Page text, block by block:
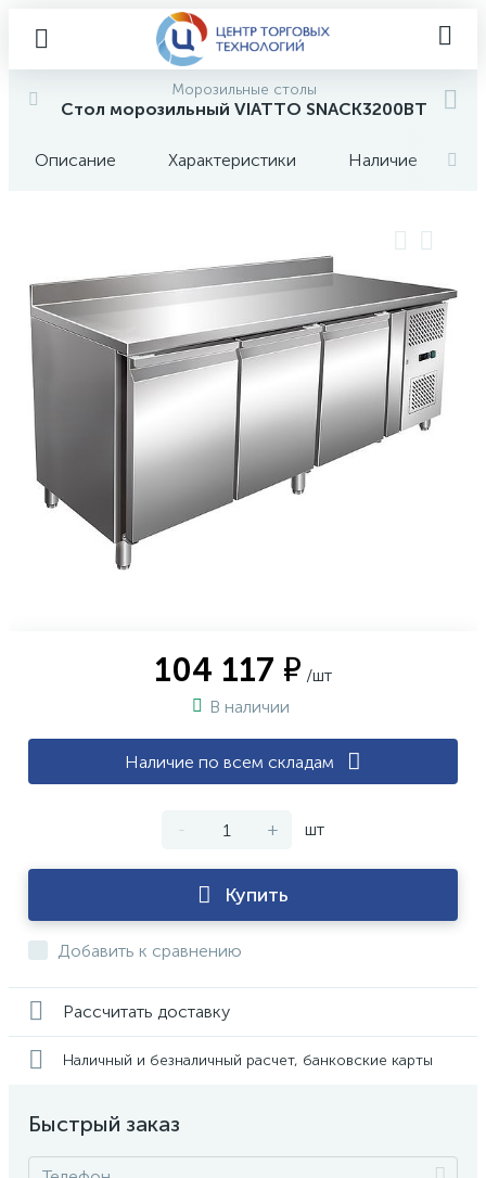
Морозильные столы
Стол морозильный VIATTO SNACK3200BT
Описание Характеристики Наличие
104 117 ₽ /шт
В наличии
Наличие по всем складам
- + шт
Купить
Добавить к сравнению
Рассчитать доставку
Наличный и безналичный расчет, банковские карты
Быстрый заказ